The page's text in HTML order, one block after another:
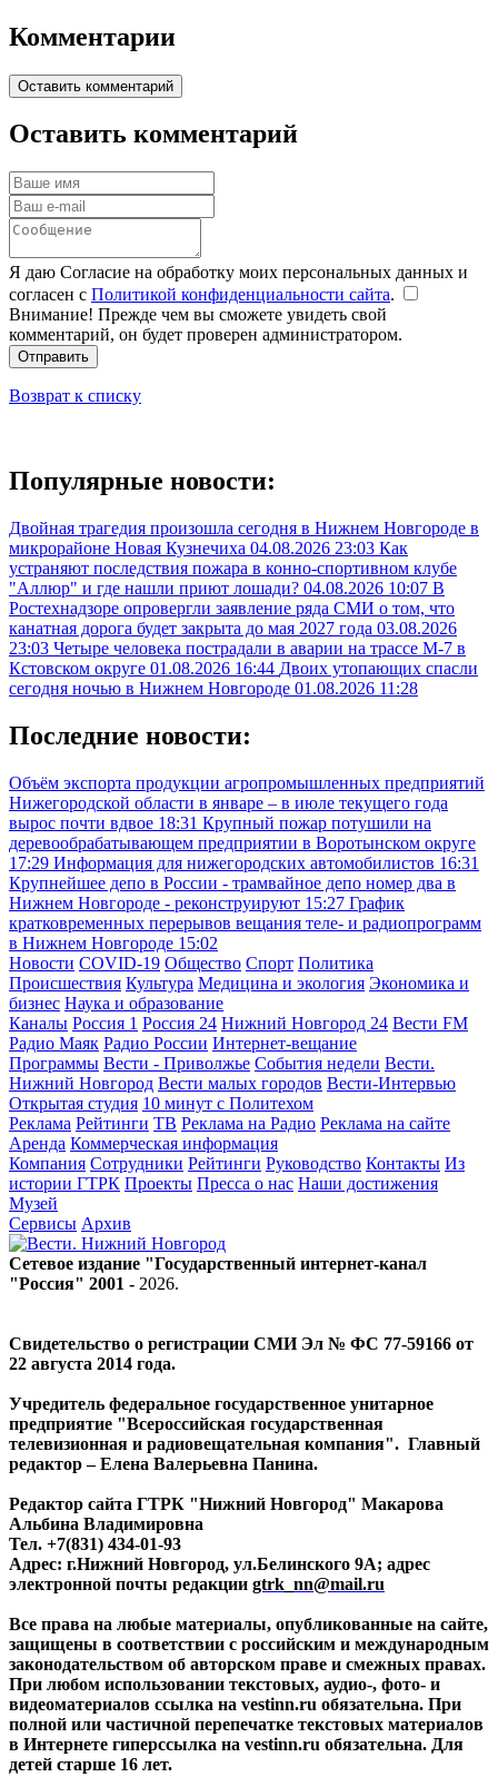
Комментарии
Оставить комментарий
Оставить комментарий
Я даю Согласие на обработку моих персональных данных и
согласен с Политикой конфиденциальности сайта.
Внимание! Прежде чем вы сможете увидеть свой
комментарий, он будет проверен администратором.
Отправить
Возврат к списку
Популярные новости:
Двойная трагедия произошла сегодня в Нижнем Новгороде в
микрорайоне Новая Кузнечиха 04.08.2026 23:03 Как
устраняют последствия пожара в конно-спортивном клубе
"Аллюр" и где нашли приют лошади? 04.08.2026 10:07 В
Ростехнадзоре опровергли заявление ряда СМИ о том, что
канатная дорога будет закрыта до мая 2027 года 03.08.2026
23:03 Четыре человека пострадали в аварии на трассе М-7 в
Кстовском округе 01.08.2026 16:44 Двоих утопающих спасли
сегодня ночью в Нижнем Новгороде 01.08.2026 11:28
Последние новости:
Объём экспорта продукции агропромышленных предприятий
Нижегородской области в январе – в июле текущего года
вырос почти вдвое 18:31 Крупный пожар потушили на
деревообрабатывающем предприятии в Воротынском округе
17:29 Информация для нижегородских автомобилистов 16:31
Крупнейшее депо в России - трамвайное депо номер два в
Нижнем Новгороде - реконструируют 15:27 График
кратковременных перерывов вещания теле- и радиопрограмм
в Нижнем Новгороде 15:02
Новости COVID-19 Общество Спорт Политика
Происшествия Культура Медицина и экология Экономика и
бизнес Наука и образование
Каналы Россия 1 Россия 24 Нижний Новгород 24 Вести FM
Радио Маяк Радио России Интернет-вещание
Программы Вести - Приволжье События недели Вести.
Нижний Новгород Вести малых городов Вести-Интервью
Открытая студия 10 минут с Политехом
Реклама Рейтинги ТВ Реклама на Радио Реклама на сайте
Аренда Коммерческая информация
Компания Сотрудники Рейтинги Руководство Контакты Из
истории ГТРК Проекты Пресса о нас Наши достижения
Музей
Сервисы Архив
Сетевое издание "Государственный интернет-канал
"Россия" 2001 - 2026.
Свидетельство о регистрации СМИ Эл № ФС 77-59166 от
22 августа 2014 года.
Учредитель федеральное государственное унитарное
предприятие "Всероссийская государственная
телевизионная и радиовещательная компания". Главный
редактор – Елена Валерьевна Панина.
Редактор сайта ГТРК "Нижний Новгород" Макарова
Альбина Владимировна
Тел. +7(831) 434-01-93
Адрес: г.Нижний Новгород, ул.Белинского 9А; адрес
электронной почты редакции gtrk_nn@mail.ru
Все права на любые материалы, опубликованные на сайте,
защищены в соответствии с российским и международным
законодательством об авторском праве и смежных правах.
При любом использовании текстовых, аудио-, фото- и
видеоматериалов ссылка на vestinn.ru обязательна. При
полной или частичной перепечатке текстовых материалов
в Интернете гиперссылка на vestinn.ru обязательна. Для
детей старше 16 лет.